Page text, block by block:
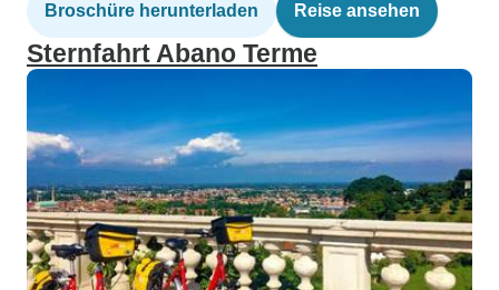
Broschüre herunterladen Reise ansehen
Sternfahrt Abano Terme